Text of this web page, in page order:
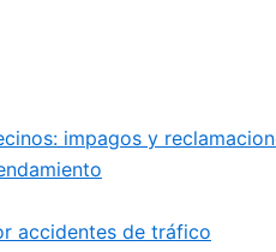
impagos y
accidentes de tráfico